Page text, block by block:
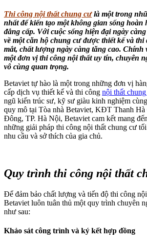
Thi công nội thất chung cưlà một trong
nhất để kiến tạo một không gian sống hoàn
đẳng cấp. Với cuộc sống hiện đại ngày
về một căn hộ chung cư được thiết kế và thi
mắt, chất lượng ngày càng tăng cao. Chính
một đơn vị thi công nội thất uy tín, chuyên
vô cùng quan trọng.
Betaviet tự hào là một trong những đơn vị
cấp dịch vụ thiết kế và thi công nội thất
ngũ kiến trúc sư, kỹ sư giàu kinh nghiệm
quy mô tại Tòa nhà Betaviet, KĐT Thanh Hà
Đông, TP. Hà Nội, Betaviet cam kết mang
những giải pháp thi công nội thất chung cư
nhu cầu và sở thích của gia chủ.
Quy trình thi công nội thất
Để đảm bảo chất lượng và tiến độ thi công
Betaviet luôn tuân thủ một quy trình chuyên
như sau:
Khảo sát công trình và ký kết hợp đồng